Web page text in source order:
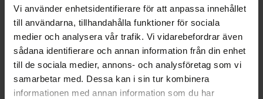
Vi använder enhetsidentifierare för att anpassa innehållet
till användarna, tillhandahålla funktioner för sociala
medier och analysera vår trafik. Vi vidarebefordrar även
sådana identifierare och annan information från din enhet
till de sociala medier, annons- och analysföretag som vi
samarbetar med. Dessa kan i sin tur kombinera
informationen med annan information som du har
skattefordringar. | Nytt förslag från
StyrelseAkademien kan öppna för fakturering av
styrelsearvoden. | Nytt på AC. | Frågespalt. | Profil
Läs Ackordscentralen Nyheter nr 2 här.